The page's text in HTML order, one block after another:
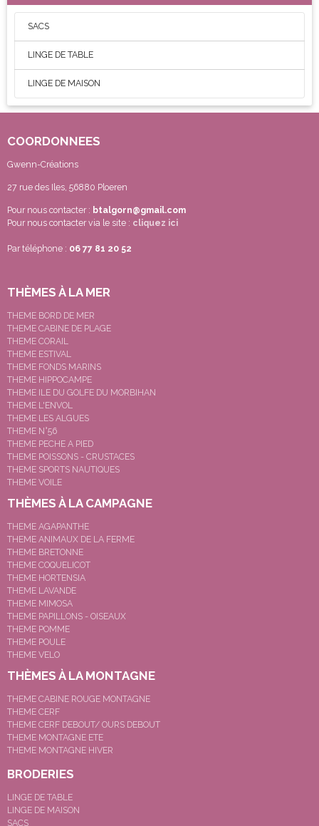
SACS
LINGE DE TABLE
LINGE DE MAISON
COORDONNEES
Gwenn-Créations
27 rue des Iles, 56880 Ploeren
Pour nous contacter : btalgorn@gmail.com
Pour nous contacter via le site : cliquez ici
Par téléphone : 06 77 81 20 52
THÈMES À LA MER
THEME BORD DE MER
THEME CABINE DE PLAGE
THEME CORAIL
THEME ESTIVAL
THEME FONDS MARINS
THEME HIPPOCAMPE
THEME ILE DU GOLFE DU MORBIHAN
THEME L'ENVOL
THEME LES ALGUES
THEME N°56
THEME PECHE A PIED
THEME POISSONS - CRUSTACES
THEME SPORTS NAUTIQUES
THEME VOILE
THÈMES À LA CAMPAGNE
THEME AGAPANTHE
THEME ANIMAUX DE LA FERME
THEME BRETONNE
THEME COQUELICOT
THEME HORTENSIA
THEME LAVANDE
THEME MIMOSA
THEME PAPILLONS - OISEAUX
THEME POMME
THEME POULE
THEME VELO
THÈMES À LA MONTAGNE
THEME CABINE ROUGE MONTAGNE
THEME CERF
THEME CERF DEBOUT/ OURS DEBOUT
THEME MONTAGNE ETE
THEME MONTAGNE HIVER
BRODERIES
LINGE DE TABLE
LINGE DE MAISON
SACS